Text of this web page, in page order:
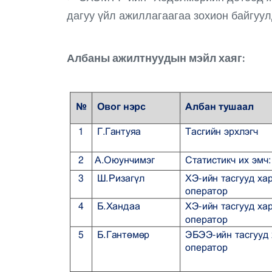
дагуу үйл ажиллагаагаа зохион
Албаны ажилтнуудын мэйл хаяг: